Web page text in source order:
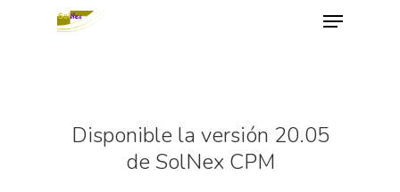
Disponible la versión 20.05
de SolNex CPM